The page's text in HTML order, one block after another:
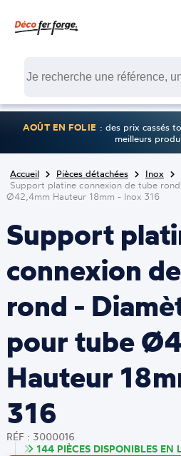
AOÛT EN FOLIE : des prix cassés
meilleurs
Accueil Pièces détachées Inox
Support platine connexion de tube
Ø42,4mm Hauteur 18mm - Inox 316
Support
connexion
rond -
pour tube
Hauteur
316
RÉF : 3000016
144 PIÈCES DISPONIBLES EN